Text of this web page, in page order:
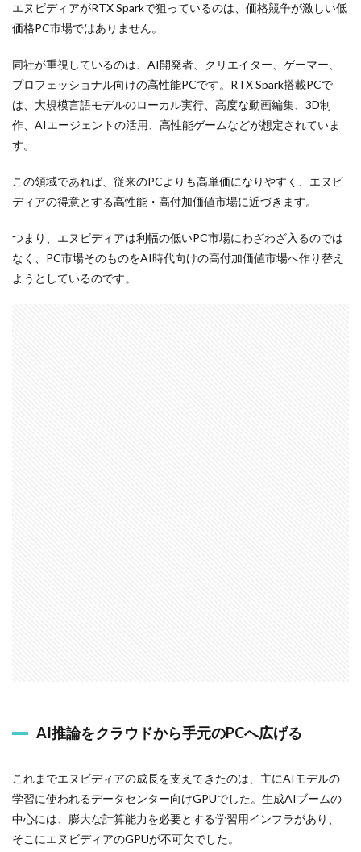
エヌビディアがRTX Sparkで狙っているのは、価格競争が激しい低
価格PC市場ではありません。
同社が重視しているのは、AI開発者、クリエイター、ゲーマー、
プロフェッショナル向けの高性能PCです。RTX Spark搭載PCで
は、大規模言語モデルのローカル実行、高度な動画編集、3D制
作、AIエージェントの活用、高性能ゲームなどが想定されていま
す。
この領域であれば、従来のPCよりも高単価になりやすく、エヌビ
ディアの得意とする高性能・高付加価値市場に近づきます。
つまり、エヌビディアは利幅の低いPC市場にわざわざ入るのでは
なく、PC市場そのものをAI時代向けの高付加価値市場へ作り替え
ようとしているのです。
AI推論をクラウドから手元のPCへ広げる
これまでエヌビディアの成長を支えてきたのは、主にAIモデルの
学習に使われるデータセンター向けGPUでした。生成AIブームの
中心には、膨大な計算能力を必要とする学習用インフラがあり、
そこにエヌビディアのGPUが不可欠でした。